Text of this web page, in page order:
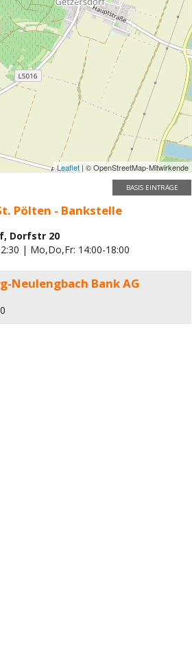
Leaflet | © OpenStreetMap-Mitwirkende
BASIS EINTRÄGE
Pölten - Bankstelle
Dorfstr 20
| Mo,Do,Fr: 14:00-18:00
Neulengbach Bank AG